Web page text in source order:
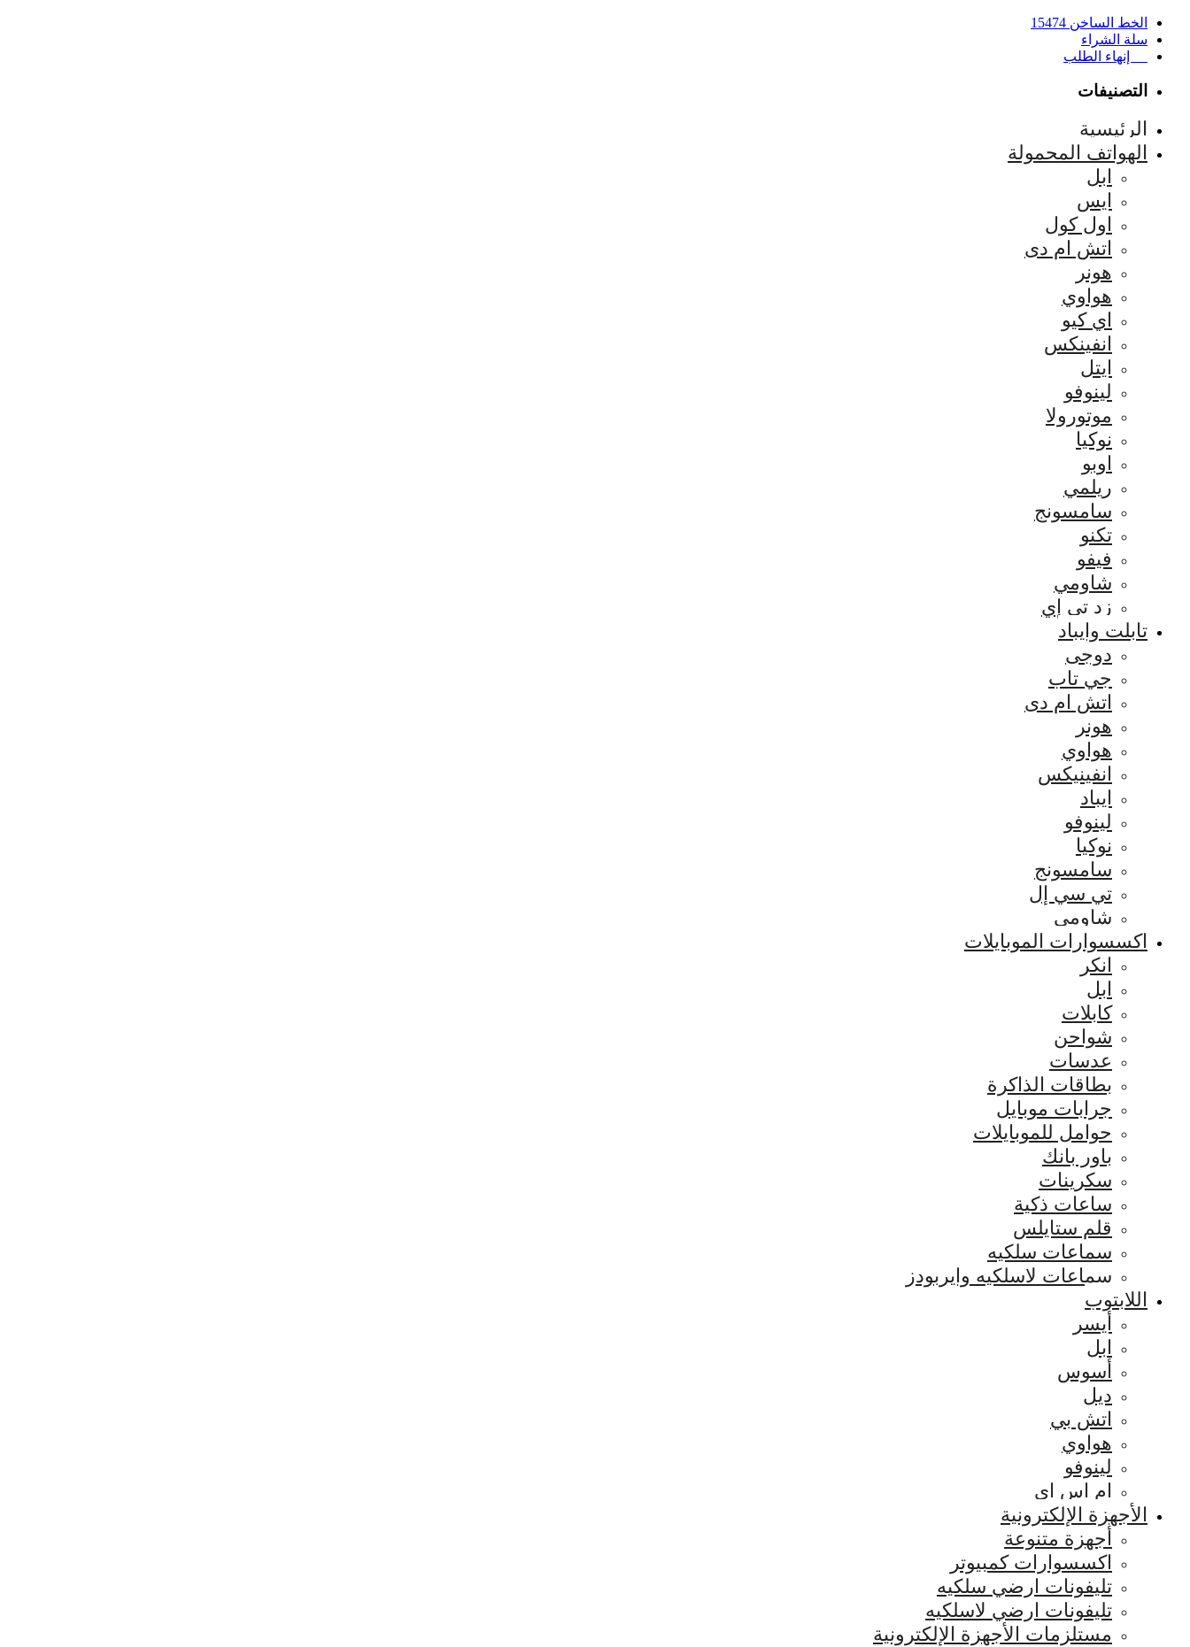
الخط الساخن 15474
سلة الشراء
إنهاء الطلب
التصنيفات
الرئيسية
الهواتف المحمولة
ابل
ايس
اول كول
اتش ام دى
هونر
هواوي
اي كيو
انفينكس
ايتل
لينوفو
موتورولا
نوكيا
اوبو
ريلمي
سامسونج
تكنو
فيفو
شاومي
زد تي إي
تابلت وايباد
دوجى
جي تاب
اتش ام دى
هونر
هواوي
انفينيكس
ايباد
لينوفو
نوكيا
سامسونج
تي سي إل
شاومي
اكسسوارات الموبايلات
انكر
ابل
كابلات
شواحن
عدسات
بطاقات الذاكرة
جرابات موبايل
حوامل للموبايلات
باور بانك
سكرينات
ساعات ذكية
قلم ستايلس
سماعات سلكيه
سماعات لاسلكيه وايربودز
اللابتوب
أيسر
ابل
أسوس
ديل
اتش بي
هواوي
لينوفو
ام اس اي
الأجهزة الإلكترونية
أجهزة متنوعة
اكسسوارات كمبيوتر
تليفونات ارضي سلكيه
تليفونات ارضي لاسلكيه
مستلزمات الأجهزة الإلكترونية